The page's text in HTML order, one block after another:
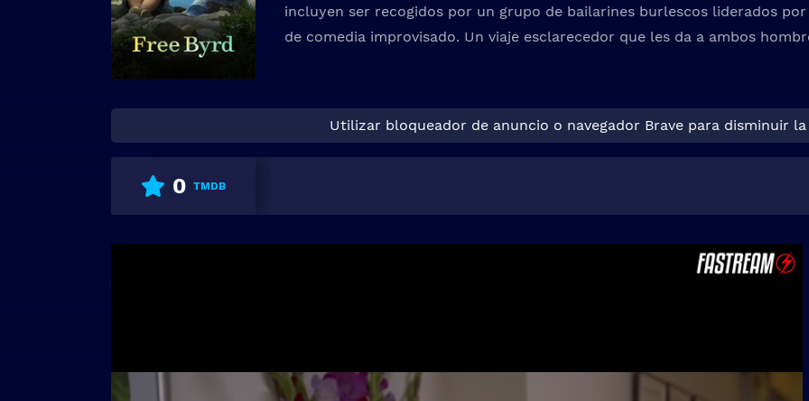
incluyen ser recogidos por un grupo de bailarines burlescos liderados
de comedia improvisado. Un viaje esclarecedor que les da a ambos
Utilizar bloqueador de anuncio o navegador Brave para disminuir
0 TMDB